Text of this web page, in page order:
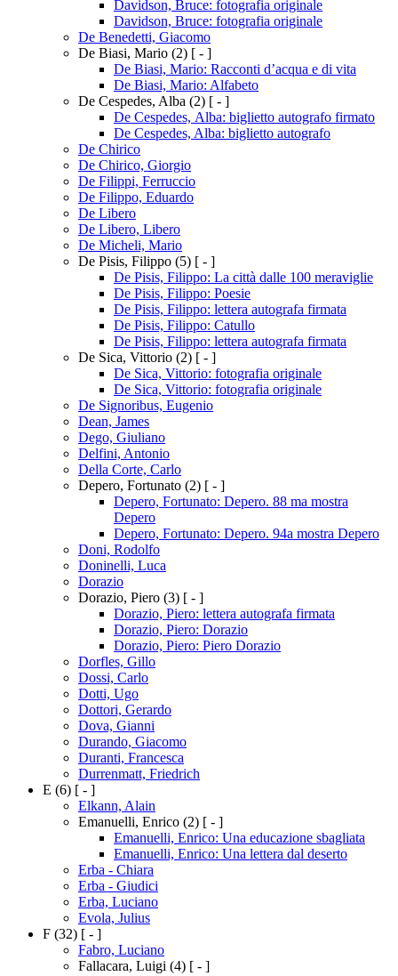
Davidson, Bruce: fotografia originale
Davidson, Bruce: fotografia originale
De Benedetti, Giacomo
De Biasi, Mario (2) [ - ]
De Biasi, Mario: Racconti d’acqua e di vita
De Biasi, Mario: Alfabeto
De Cespedes, Alba (2) [ - ]
De Cespedes, Alba: biglietto autografo firmato
De Cespedes, Alba: biglietto autografo
De Chirico
De Chirico, Giorgio
De Filippi, Ferruccio
De Filippo, Eduardo
De Libero
De Libero, Libero
De Micheli, Mario
De Pisis, Filippo (5) [ - ]
De Pisis, Filippo: La città dalle 100 meraviglie
De Pisis, Filippo: Poesie
De Pisis, Filippo: lettera autografa firmata
De Pisis, Filippo: Catullo
De Pisis, Filippo: lettera autografa firmata
De Sica, Vittorio (2) [ - ]
De Sica, Vittorio: fotografia originale
De Sica, Vittorio: fotografia originale
De Signoribus, Eugenio
Dean, James
Dego, Giuliano
Delfini, Antonio
Della Corte, Carlo
Depero, Fortunato (2) [ - ]
Depero, Fortunato: Depero. 88 ma mostra
Depero
Depero, Fortunato: Depero. 94a mostra Depero
Doni, Rodolfo
Doninelli, Luca
Dorazio
Dorazio, Piero (3) [ - ]
Dorazio, Piero: lettera autografa firmata
Dorazio, Piero: Dorazio
Dorazio, Piero: Piero Dorazio
Dorfles, Gillo
Dossi, Carlo
Dotti, Ugo
Dottori, Gerardo
Dova, Gianni
Durando, Giacomo
Duranti, Francesca
Durrenmatt, Friedrich
E (6) [ - ]
Elkann, Alain
Emanuelli, Enrico (2) [ - ]
Emanuelli, Enrico: Una educazione sbagliata
Emanuelli, Enrico: Una lettera dal deserto
Erba - Chiara
Erba - Giudici
Erba, Luciano
Evola, Julius
F (32) [ - ]
Fabro, Luciano
Fallacara, Luigi (4) [ - ]